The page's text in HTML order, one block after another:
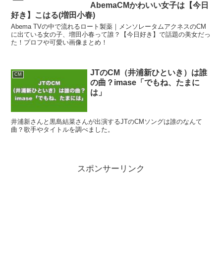
AbemaCMかわいい女子は【今日
好き】こはる(増田小春)
Abema TVの中で流れるロート製薬｜メンソレータムアクネスのCM
に出ている女の子、増田小春って誰？【今日好き】で話題の美女だっ
た！プロフや可愛い画像まとめ！
CM
JTのCM（井浦新ひといき）は誰
の曲？imase「でもね、たまに
は」
井浦新さんと黒島結菜さんが出演するJTのCMソングは誰のなんて
曲？歌手やタイトルを調べました。
スポンサーリンク